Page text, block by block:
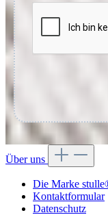
Über uns
Die Marke
Kontaktformular
Datenschutz